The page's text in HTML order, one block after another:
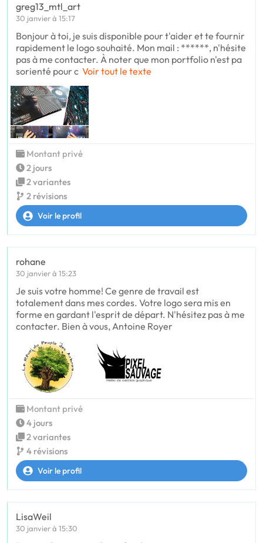
greg13_mtl_art
30 janvier à 15:17
Bonjour à toi, je suis disponible pour t'aider et te fournir
rapidement le logo souhaité. Mon mail : ******, n'hésite
pas à me contacter. À noter que mon portfolio n'est pa
sorienté pour c Voir tout le texte
Montant privé
2 jours
2 variantes
2 révisions
Voir le profil
rohane
30 janvier à 15:23
Je suis votre homme! Ce genre de travail est
totalement dans mes cordes. Votre logo sera mis en
forme en gardant l'esprit de départ. N'hésitez pas à me
contacter. Bien à vous, Antoine Royer
Montant privé
4 jours
2 variantes
4 révisions
Voir le profil
LisaWeil
30 janvier à 15:30